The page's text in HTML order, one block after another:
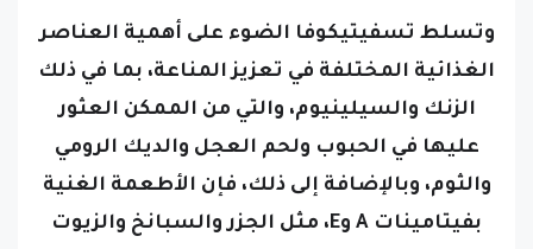
وتسلط تسفيتيكوفا الضوء على أهمية العناصر
الغذائية المختلفة في تعزيز المناعة، بما في ذلك
الزنك والسيلينيوم، والتي من الممكن العثور
عليها في الحبوب ولحم العجل والديك الرومي
والثوم، وبالإضافة إلى ذلك، فإن الأطعمة الغنية
بفيتامينات A وE، مثل الجزر والسبانخ والزيوت